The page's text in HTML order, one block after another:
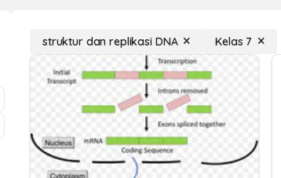
struktur dan replikasi DNA Kelas 7